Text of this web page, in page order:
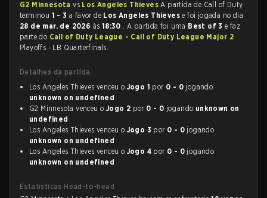
G2 Minnesotavs Los Angeles ThievesA partida de Call of Duty
terminou 1 - 3 a favor de Los Angeles Thievese foi jogada no dia
28 de mar. de 2026 às 18:30 . A partida foi uma Best of 3e faz
parte do Call of Duty League - Call of Duty League Major 2
Playoffs - LB Quarterfinals.
Detalhes da partida
Los Angeles Thieves venceu o Jogo 1 por 0 - 0 jogando
unknown on undefined
G2 Minnesota venceu o Jogo 2 por 0 - 0 jogando unknown on
undefined
Los Angeles Thieves venceu o Jogo 3 por 0 - 0 jogando
unknown on undefined
Los Angeles Thieves venceu o Jogo 4 por 0 - 0 jogando
unknown on undefined
Estatísticas Head-to-head